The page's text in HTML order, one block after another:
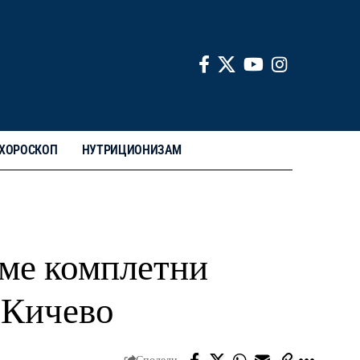
НУТРИЦИОНИЗАМ
комплетни